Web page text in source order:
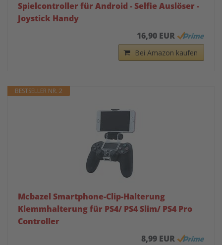
Spielcontroller für Android - Selfie Auslöser -
Joystick Handy
16,90 EUR
Bei Amazon kaufen
BESTSELLER NR. 2
Mcbazel Smartphone-Clip-Halterung
Klemmhalterung für PS4/ PS4 Slim/ PS4 Pro
Controller
8,99 EUR